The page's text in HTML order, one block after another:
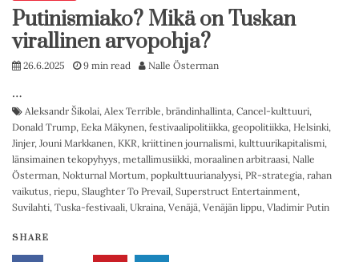
Putinismiako? Mikä on Tuskan
virallinen arvopohja?
26.6.2025 9 min read Nalle Österman
…
Aleksandr Šikolai, Alex Terrible, brändinhallinta, Cancel-kulttuuri,
Donald Trump, Eeka Mäkynen, festivaalipolitiikka, geopolitiikka, Helsinki,
Jinjer, Jouni Markkanen, KKR, kriittinen journalismi, kulttuurikapitalismi,
länsimainen tekopyhyys, metallimusiikki, moraalinen arbitraasi, Nalle
Österman, Nokturnal Mortum, popkulttuurianalyysi, PR-strategia, rahan
vaikutus, riepu, Slaughter To Prevail, Superstruct Entertainment,
Suvilahti, Tuska-festivaali, Ukraina, Venäjä, Venäjän lippu, Vladimir Putin
SHARE